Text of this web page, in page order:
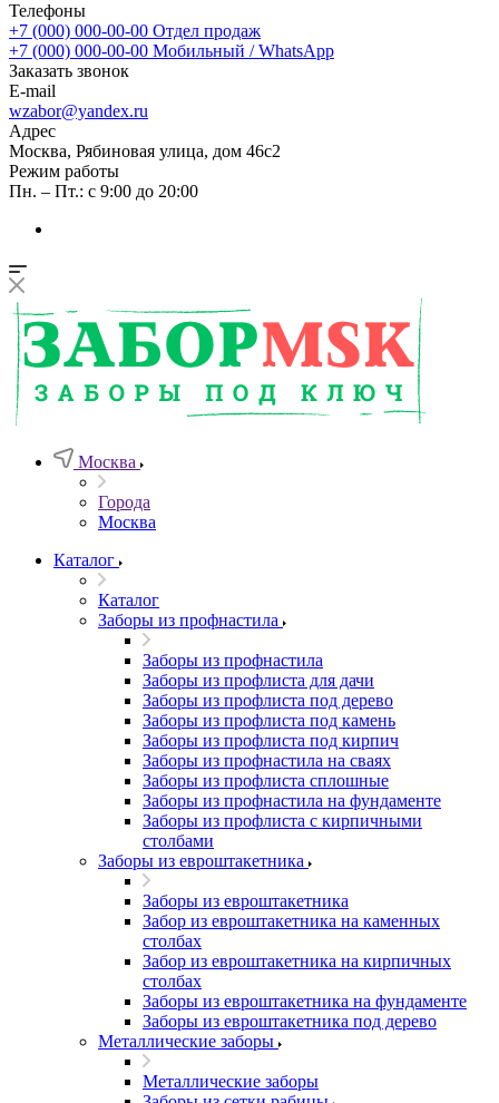
Телефоны
+7 (000) 000-00-00 Отдел продаж
+7 (000) 000-00-00 Мобильный / WhatsApp
Заказать звонок
E-mail
wzabor@yandex.ru
Адрес
Москва, Рябиновая улица, дом 46с2
Режим работы
Пн. – Пт.: с 9:00 до 20:00
Москва
Города
Москва
Каталог
Каталог
Заборы из профнастила
Заборы из профнастила
Заборы из профлиста для дачи
Заборы из профлиста под дерево
Заборы из профлиста под камень
Заборы из профлиста под кирпич
Заборы из профнастила на сваях
Заборы из профлиста сплошные
Заборы из профнастила на фундаменте
Заборы из профлиста с кирпичными
столбами
Заборы из евроштакетника
Заборы из евроштакетника
Забор из евроштакетника на каменных
столбах
Забор из евроштакетника на кирпичных
столбах
Заборы из евроштакетника на фундаменте
Заборы из евроштакетника под дерево
Металлические заборы
Металлические заборы